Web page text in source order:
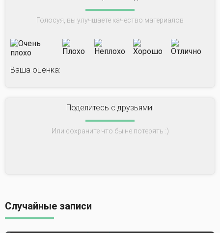
Голосуя, вы улучшаете качество материалов
Ваша оценка:
Поделитесь с друзьями!
Или сохраните что бы не потерять :)
Случайные записи